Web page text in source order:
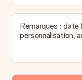
Remarques : date
personnalisation,